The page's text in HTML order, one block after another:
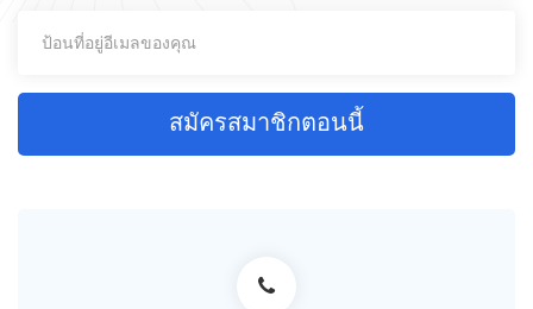
สมัครสมาชิกตอนนี้